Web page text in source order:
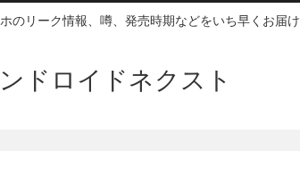
のリーク情報、噂、発売時期などをいち早くお届け
ドロイドネクスト